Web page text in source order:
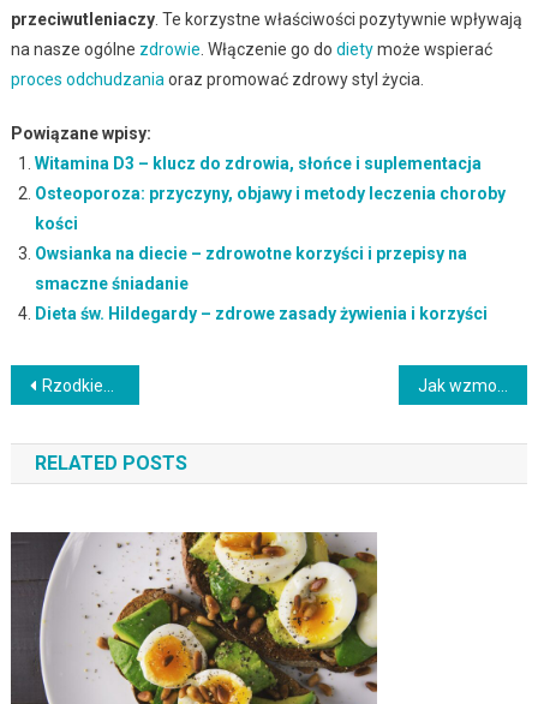
przeciwutleniaczy. Te korzystne właściwości pozytywnie wpływają
na nasze ogólne zdrowie . Włączenie go do dietymoże wspierać
proces odchudzania oraz promować zdrowy styl życia.
Powiązane wpisy:
Witamina D3 – klucz do zdrowia, słońce i suplementacja
Osteoporoza: przyczyny, objawy i metody leczenia choroby
kości
Owsianka na diecie – zdrowotne korzyści i przepisy na
smaczne śniadanie
Dieta św. Hildegardy – zdrowe zasady żywienia i korzyści
Nawigacja
wpisu
Rzodkiew japońska – zdrowotne właściwości i wartości odżywcze
RELATED POSTS